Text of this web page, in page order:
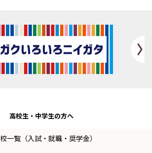
高校生・ 中学生の方へ
一覧（入試・就職・奨学金）